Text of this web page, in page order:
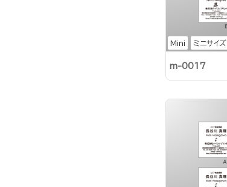
Mini ミニサイズ
m-0017